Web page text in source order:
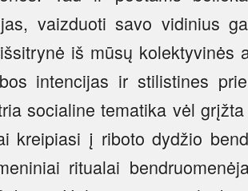
vaizduoti savo vidinius
iš mūsų kolektyvinės
intencijas ir stilistines
socialine tematika vėl
kreipiasi į riboto dydžio
ritualai